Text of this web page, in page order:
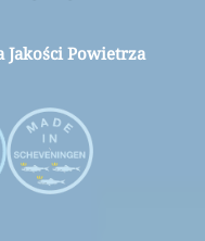
Powietrza